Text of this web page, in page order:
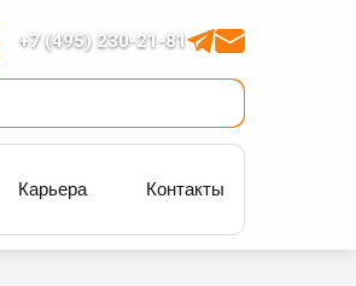
+7 (495) 230-21-81
Карьера Контакты